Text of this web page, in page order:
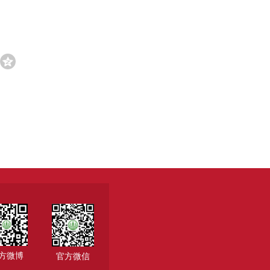
微博 官方微信